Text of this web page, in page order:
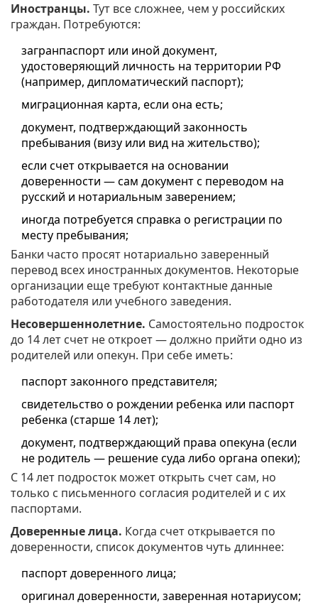
Иностранцы. Тут все сложнее, чем у российских
граждан. Потребуются:
загранпаспорт или иной документ,
удостоверяющий личность на территории РФ
(например, дипломатический паспорт);
миграционная карта, если она есть;
документ, подтверждающий законность
пребывания (визу или вид на жительство);
если счет открывается на основании
доверенности — сам документ с переводом на
русский и нотариальным заверением;
иногда потребуется справка о регистрации по
месту пребывания;
Банки часто просят нотариально заверенный
перевод всех иностранных документов. Некоторые
организации еще требуют контактные данные
работодателя или учебного заведения.
Несовершеннолетние. Самостоятельно подросток
до 14 лет счет не откроет — должно прийти одно из
родителей или опекун. При себе иметь:
паспорт законного представителя;
свидетельство о рождении ребенка или паспорт
ребенка (старше 14 лет);
документ, подтверждающий права опекуна (если
не родитель — решение суда либо органа опеки);
С 14 лет подросток может открыть счет сам, но
только с письменного согласия родителей и с их
паспортами.
Доверенные лица. Когда счет открывается по
доверенности, список документов чуть длиннее:
паспорт доверенного лица;
оригинал доверенности, заверенная нотариусом;